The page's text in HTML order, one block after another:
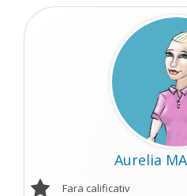
Aurelia
Fara calificativ